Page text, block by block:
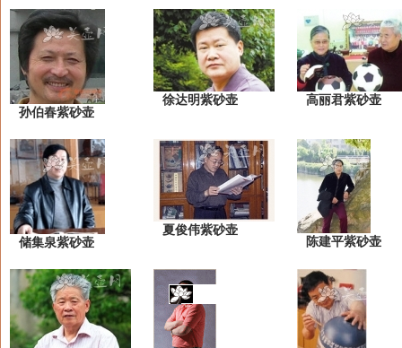
孙伯春紫砂壶
徐达明紫砂壶 高丽君紫砂壶
储集泉紫砂壶
夏俊伟紫砂壶
陈建平紫砂壶